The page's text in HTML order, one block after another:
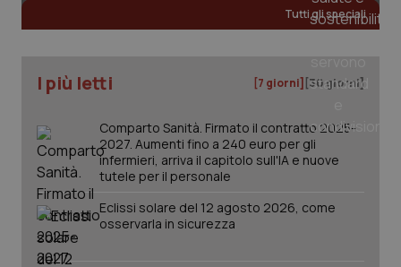
Tutti gli speciali
I più letti [7 giorni] [30 giorni]
Comparto Sanità. Firmato il contratto 2025-
2027. Aumenti fino a 240 euro per gli
infermieri, arriva il capitolo sull'IA e nuove
tutele per il personale
Eclissi solare del 12 agosto 2026, come
osservarla in sicurezza
session-id
www.quotidianosanita.it
.quotidianosanita.it